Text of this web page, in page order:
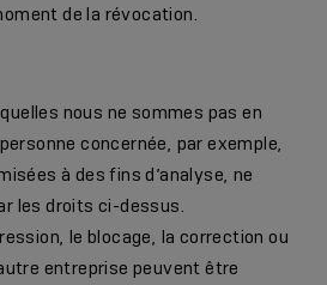
de la révocation.
nous ne sommes pas en
concernée, par exemple,
à des fins d’analyse, ne
les droits ci-dessus.
le blocage, la correction ou
entreprise peuvent être